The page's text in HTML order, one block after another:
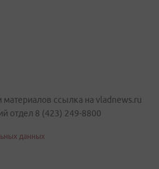
ссылка на vladnews.ru
отдел 8 (423) 249-8800
данных